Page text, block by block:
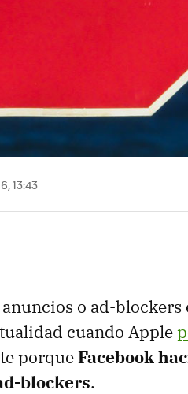
13:43
o ad-blockers
cuando Apple
porqueFacebook
blockers.